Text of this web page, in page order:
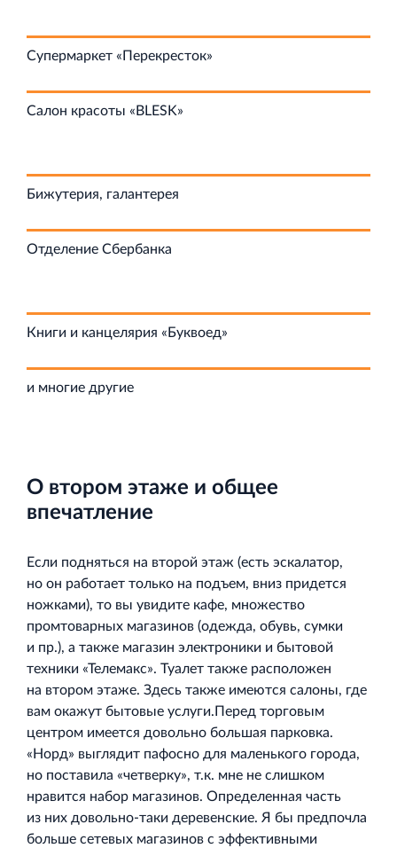
Современный торговый комплекс в центре города
Кингисепп
Испытательный комплекс ПКТИ
Торгово-развлекательный центр Вернисаж в
Супермаркет «Перекресток»
Cалон красоты «BLESK»
Бижутерия, галантерея
Отделение Сбербанка
Книги и канцелярия «Буквоед»
и многие другие
О втором этаже и общее
впечатление
Если подняться на второй этаж (есть эскалатор,
но он работает только на подъем, вниз придется
ножками), то вы увидите кафе, множество
промтоварных магазинов (одежда, обувь, сумки
и пр.), а также магазин электроники и бытовой
техники «Телемакс». Туалет также расположен
на втором этаже. Здесь также имеются салоны, где
вам окажут бытовые услуги.Перед торговым
центром имеется довольно большая парковка.
«Норд» выглядит пафосно для маленького города,
но поставила «четверку», т.к. мне не слишком
нравится набор магазинов. Определенная часть
из них довольно‐таки деревенские. Я бы предпочла
больше сетевых магазинов с эффективными